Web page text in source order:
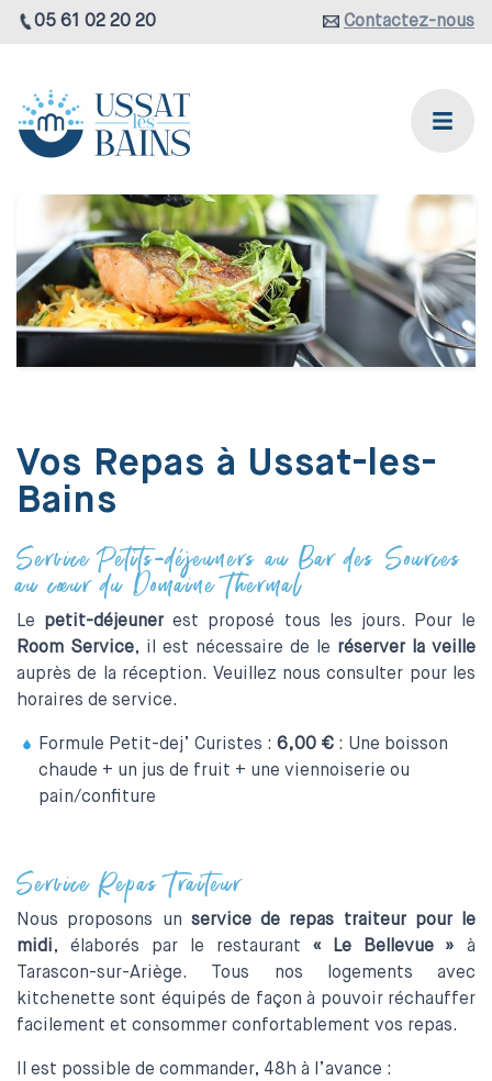
05 61 02 20 20 Contactez-nous
Vos Repas à Ussat-les-
Bains
Service Petits-déjeuners au Bar des Sources
au cœur du Domaine Thermal
Le petit-déjeunerest proposé tous les jours. Pour le
Room Service, il est nécessaire de le réserver la veille
auprès de la réception. Veuillez nous consulter pour les
horaires de service.
Formule Petit-dej’ Curistes : 6,00 € : Une boisson
chaude + un jus de fruit + une viennoiserie ou
pain/confiture
Service Repas Traiteur
Nous proposons un service de repas traiteur pour le
midi, élaborés par le restaurant « Le Bellevue » à
Tarascon-sur-Ariège. Tous nos logements avec
kitchenette sont équipés de façon à pouvoir réchauffer
facilement et consommer confortablement vos repas.
Il est possible de commander, 48h à l’avance :